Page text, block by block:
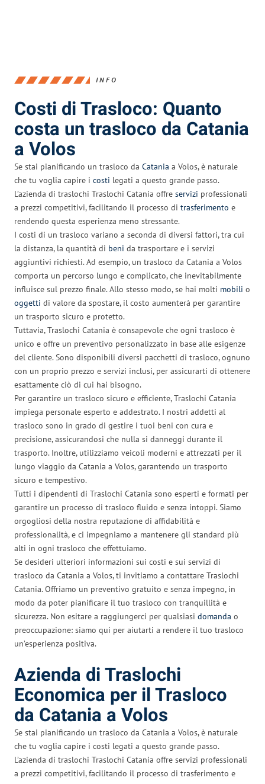
INFO
Costi di Trasloco: Quanto
costa un trasloco da Catania
a Volos
Se stai pianificando un trasloco da Catania a Volos, è naturale
che tu voglia capire i costi legati a questo grande passo.
L’azienda di traslochi Traslochi Catania offre servizi professionali
a prezzi competitivi, facilitando il processo di trasferimento e
rendendo questa esperienza meno stressante.
I costi di un trasloco variano a seconda di diversi fattori, tra cui
la distanza, la quantità di beni da trasportare e i servizi
aggiuntivi richiesti. Ad esempio, un trasloco da Catania a Volos
comporta un percorso lungo e complicato, che inevitabilmente
influisce sul prezzo finale. Allo stesso modo, se hai molti mobili o
oggetti di valore da spostare, il costo aumenterà per garantire
un trasporto sicuro e protetto.
Tuttavia, Traslochi Catania è consapevole che ogni trasloco è
unico e offre un preventivo personalizzato in base alle esigenze
del cliente. Sono disponibili diversi pacchetti di trasloco, ognuno
con un proprio prezzo e servizi inclusi, per assicurarti di ottenere
esattamente ciò di cui hai bisogno.
Per garantire un trasloco sicuro e efficiente, Traslochi Catania
impiega personale esperto e addestrato. I nostri addetti al
trasloco sono in grado di gestire i tuoi beni con cura e
precisione, assicurandosi che nulla si danneggi durante il
trasporto. Inoltre, utilizziamo veicoli moderni e attrezzati per il
lungo viaggio da Catania a Volos, garantendo un trasporto
sicuro e tempestivo.
Tutti i dipendenti di Traslochi Catania sono esperti e formati per
garantire un processo di trasloco fluido e senza intoppi. Siamo
orgogliosi della nostra reputazione di affidabilità e
professionalità, e ci impegniamo a mantenere gli standard più
alti in ogni trasloco che effettuiamo.
Se desideri ulteriori informazioni sui costi e sui servizi di
trasloco da Catania a Volos, ti invitiamo a contattare Traslochi
Catania. Offriamo un preventivo gratuito e senza impegno, in
modo da poter pianificare il tuo trasloco con tranquillità e
sicurezza. Non esitare a raggiungerci per qualsiasi domanda o
preoccupazione: siamo qui per aiutarti a rendere il tuo trasloco
un’esperienza positiva.
Azienda di Traslochi
Economica per il Trasloco
da Catania a Volos
Se stai pianificando un trasloco da Catania a Volos, è naturale
che tu voglia capire i costi legati a questo grande passo.
L’azienda di traslochi Traslochi Catania offre servizi professionali
a prezzi competitivi, facilitando il processo di trasferimento e